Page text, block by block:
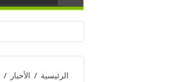
الرئيسية / الأخبار /